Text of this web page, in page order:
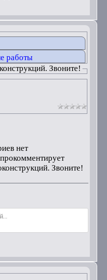
работы
Звоните!
нет
Звоните!